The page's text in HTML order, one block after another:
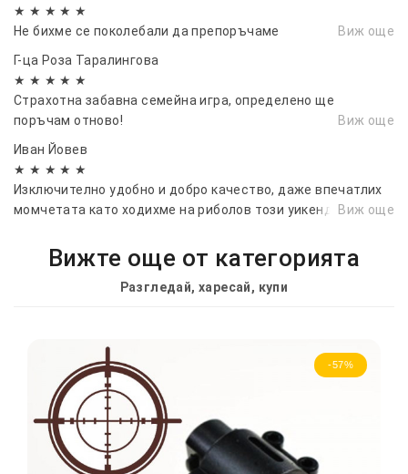
★ ★ ★ ★ ★
Не бихме се поколебали да препоръчаме
Виж още
Г-ца Роза Таралингова
★ ★ ★ ★ ★
Страхотна забавна семейна игра, определено ще
поръчам отново!
Виж още
Иван Йовев
★ ★ ★ ★ ★
Изключително удобно и добро качество, даже впечатлих
момчетата като ходихме на риболов този уикенд!
Виж още
Вижте още от категорията
Разгледай, харесай, купи
-57%